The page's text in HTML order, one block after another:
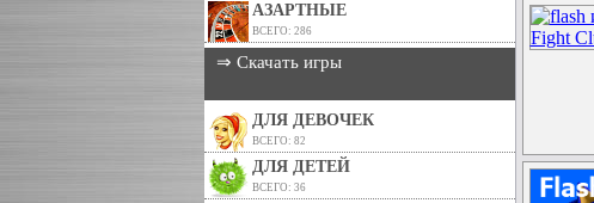
АЗАРТНЫЕ
ВСЕГО: 286
⇒ Скачать игры
ДЛЯ ДЕВОЧЕК
ВСЕГО: 82
ДЛЯ ДЕТЕЙ
ВСЕГО: 36